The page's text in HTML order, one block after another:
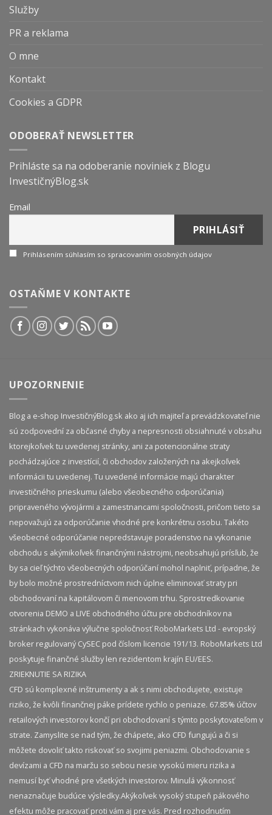
Služby
PR a reklama
O mne
Kontakt
Cookies a GDPR
ODOBERAŤ NEWSLETTER
Prihláste sa na odoberanie noviniek z Blogu
InvestičnýBlog.sk
Email
Prihlásením súhlasím so spracovaním osobných údajov
OSTAŇME V KONTAKTE
UPOZORNENIE
Blog a e-shop InvestičnýBlog.sk ako aj ich majiteľ a prevádzkovateľ nie
sú zodpovední za občasné chyby a nepresnosti obsiahnuté v obsahu
ktorejkoľvek tu uvedenej stránky, ani za potencionálne straty
pochádzajúce z investícií, či obchodov založených na akejkoľvek
informácii tu uvedenej. Tu uvedené informácie majú charakter
investičného prieskumu (alebo všeobecného odporúčania)
pripraveného vývojármi a zamestnancami spoločnosti, pričom tieto sa
nepovažujú za odporúčanie vhodné pre konkrétnu osobu. Takéto
všeobecné odporúčanie nepredstavuje poradenstvo na vykonanie
obchodu s akýmikoľvek finančnými nástrojmi, neobsahujú prísľub, že
by sa cieľ týchto všeobecných odporúčaní mohol naplniť, prípadne, že
by bolo možné prostredníctvom nich úplne eliminovať straty pri
obchodovaní na kapitálovom či menovom trhu. Sprostredkovanie
otvorenia DEMO a LIVE obchodného účtu pre obchodníkov na
stránkach vykonáva výlučne spoločnosť RoboMarkets Ltd - evropský
broker regulovaný CySEC pod číslom licencie 191/13. RoboMarkets Ltd
poskytuje finančné služby len rezidentom krajín EU/EES.
ZRIEKNUTIE SA RIZIKA
CFD sú komplexné inštrumenty a ak s nimi obchodujete, existuje
riziko, že kvôli finančnej páke prídete rychlo o peniaze. 67.85% účtov
retailových investorov končí pri obchodovaní s týmto poskytovateľom v
strate. Zamyslite se nad tým, že chápete, ako CFD fungujú a či si
môžete dovoliť takto riskovať so svojimi peniazmi. Obchodovanie s
devízami a CFD na maržu so sebou nesie vysokú mieru rizika a
nemusí byť vhodné pre všetkých investorov. Minulá výkonnosť
nenaznačuje budúce výsledky.​ Akýkoľvek vysoký stupeň pákového
efektu môže pracovať proti vám aj pre vás. Pred rozhodnutím